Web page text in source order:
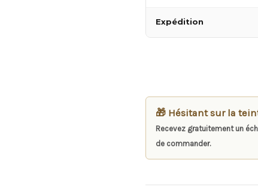
Expédition
🎁 Hésitant sur la
Recevez gratuitement un
de commander.